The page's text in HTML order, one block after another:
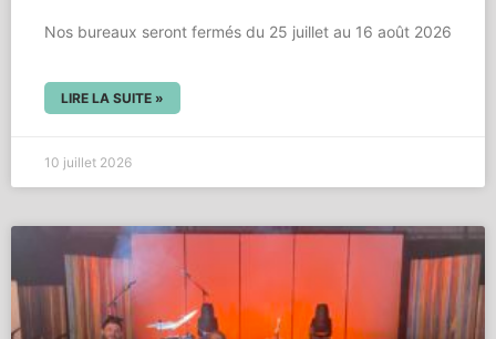
Nos bureaux seront fermés du 25 juillet au 16 août 2026
LIRE LA SUITE »
10 juillet 2026